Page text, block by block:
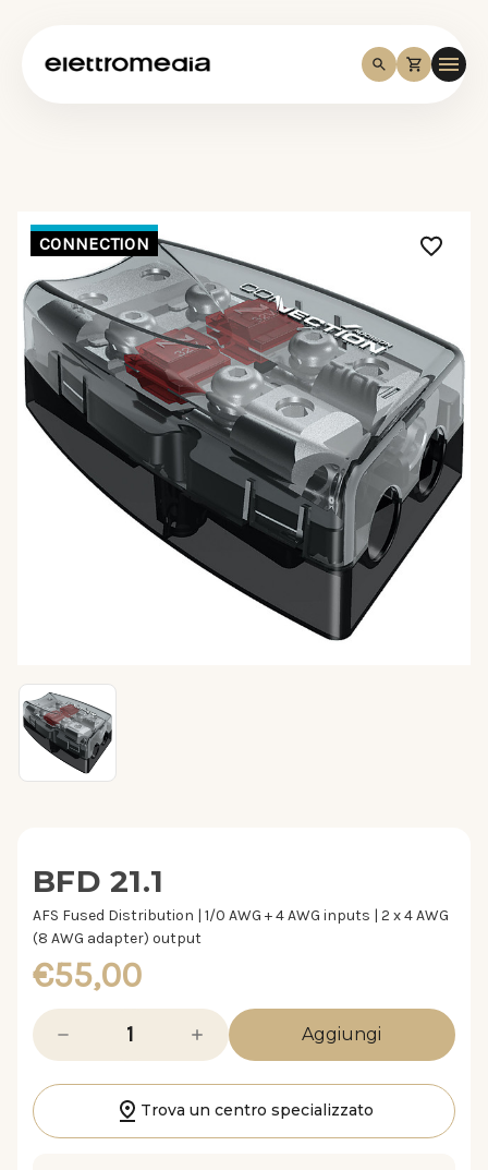
CONNECTION
BFD 21.1
AFS Fused Distribution | 1/0 AWG + 4 AWG inputs | 2 x 4 AWG
(8 AWG adapter) output
€55,00
Diminuisci
quantità
di
Aumenta
quantità
di
21.1
Trova un centro specializzato